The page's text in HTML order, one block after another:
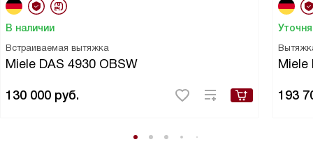
В наличии
Встраиваемая вытяжка
Miele DAS 4930 OBSW
130 000 руб.
Miele
193